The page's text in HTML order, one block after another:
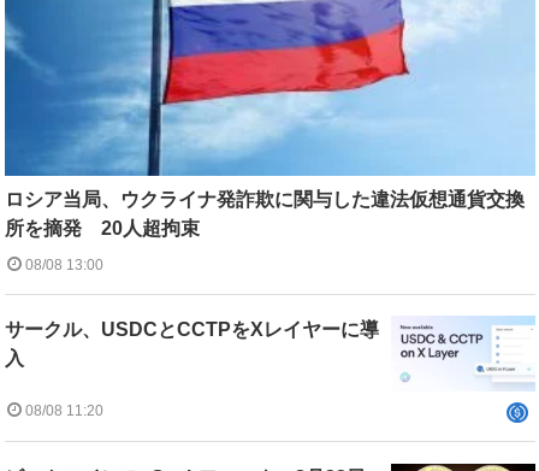
ロシア当局、ウクライナ発詐欺に関与した違法仮想通貨交換
所を摘発 20人超拘束
08/08 13:00
サークル、USDCとCCTPをXレイヤーに導
入
08/08 11:20